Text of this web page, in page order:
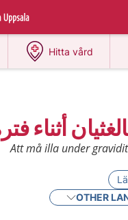
1177
region
Hitta vård
at 1177.se
أثناء
Att må illa under
OTHER